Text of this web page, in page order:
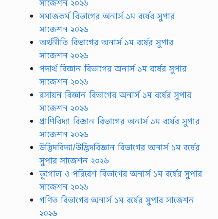
সাজেশন ২০২৬
সমাজকর্ম বিভাগের অনার্স ১ম বর্ষের সুপার
সাজেশন ২০২৬
অর্থনীতি বিভাগের অনার্স ১ম বর্ষের সুপার
সাজেশন ২০২৬
পদার্থ বিজ্ঞান বিভাগের অনার্স ১ম বর্ষের সুপার
সাজেশন ২০২৬
রসায়ন বিজ্ঞান বিভাগের অনার্স ১ম বর্ষের সুপার
সাজেশন ২০২৬
প্রাণিবিদ্যা বিজ্ঞান বিভাগের অনার্স ১ম বর্ষের সুপার
সাজেশন ২০২৬
উদ্ভিদবিদ্যা/উদ্ভিদবিজ্ঞান বিভাগের অনার্স ১ম বর্ষের
সুপার সাজেশন ২০২৬
ভূগোল ও পরিবেশ বিভাগের অনার্স ১ম বর্ষের সুপার
সাজেশন ২০২৬
গণিত বিভাগের অনার্স ১ম বর্ষের সুপার সাজেশন
২০২৬